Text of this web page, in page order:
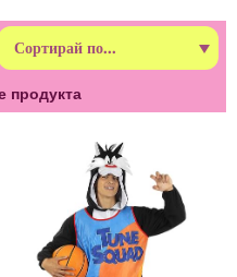
продукта